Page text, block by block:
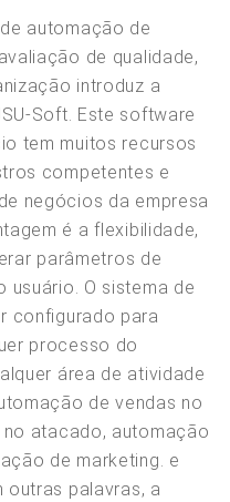
automação de
de qualidade,
introduz a
Soft. Este software
tem muitos recursos
competentes e
negócios da empresa
é a flexibilidade,
parâmetros de
O sistema de
configurado para
processo do
área de atividade
de vendas no
atacado, automação
de marketing. e
outras palavras, a